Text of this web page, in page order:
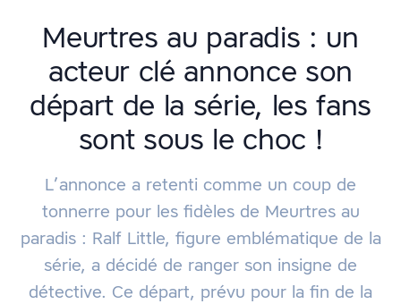
Meurtres au paradis : un
acteur clé annonce son
départ de la série, les fans
sont sous le choc !
L’annonce a retenti comme un coup de
tonnerre pour les fidèles de Meurtres au
paradis : Ralf Little, figure emblématique de la
série, a décidé de ranger son insigne de
détective. Ce départ, prévu pour la fin de la